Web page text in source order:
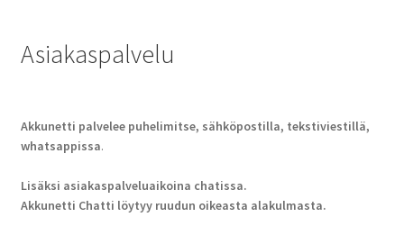
Asiakaspalvelu
Akkunetti palvelee puhelimitse, sähköpostilla, tekstiviestillä,
whatsappissa.
Lisäksi asiakaspalveluaikoina chatissa.
Akkunetti Chatti löytyy ruudun oikeasta alakulmasta.